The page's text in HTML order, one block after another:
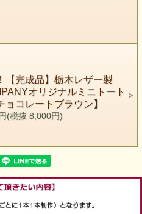
【完成品】栃木レザー製
オリジナルミニトート
ョコレートブラウン】
(税抜 8,000円)